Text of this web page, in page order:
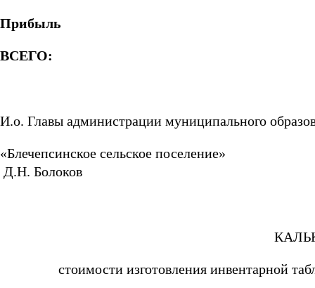
Прибыль
ВСЕГО:
И.о. Главы администрации муниципального
«Блечепсинское
Д.Н. Болоков
стоимости изготовления инвентарной